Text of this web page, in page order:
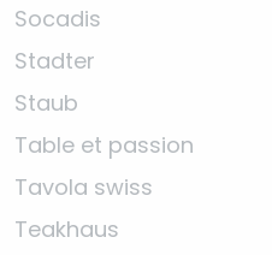
Socadis
Stadter
Staub
Table et passion
Tavola swiss
Teakhaus